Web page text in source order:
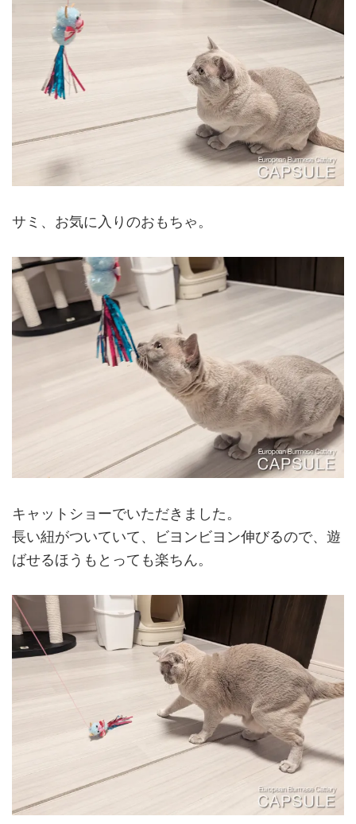
サミ、お気に入りのおもちゃ。
キャットショーでいただきました。
長い紐がついていて、ビヨンビヨン伸びるので、遊
ばせるほうもとっても楽ちん。